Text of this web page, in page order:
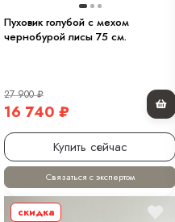
Пуховик голубой с мехом
чернобурой лисы 75 см.
27 900₽
16 740 ₽
Купить сейчас
Связаться с экспертом
скидка